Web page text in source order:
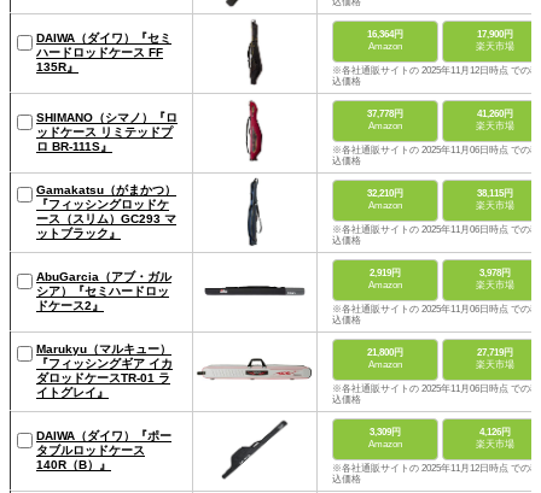
DAIWA（ダイワ）『セミ
ハードロッドケース FF
135R』
16,364円
Amazon
17,900円
楽天市場
※各社通販サイトの 2025年11月12日時点 での税
込価格
SHIMANO（シマノ）『ロ
ッドケース リミテッドプ
ロ BR-111S』
37,778円
Amazon
41,260円
楽天市場
※各社通販サイトの 2025年11月06日時点 での税
込価格
Gamakatsu（がまかつ）
『フィッシングロッドケ
ース（スリム）GC293 マ
ットブラック』
32,210円
Amazon
38,115円
楽天市場
※各社通販サイトの 2025年11月06日時点 での税
込価格
AbuGarcia（アブ・ガル
シア）『セミハードロッ
ドケース2』
2,919円
Amazon
3,978円
楽天市場
※各社通販サイトの 2025年11月06日時点 での税
込価格
Marukyu（マルキュー）
『フィッシングギア イカ
ダロッドケースTR-01 ラ
イトグレイ』
21,800円
Amazon
27,719円
楽天市場
※各社通販サイトの 2025年11月06日時点 での税
込価格
DAIWA（ダイワ）『ポー
タブルロッドケース
140R（B）』
3,309円
Amazon
4,126円
楽天市場
※各社通販サイトの 2025年11月12日時点 での税
込価格